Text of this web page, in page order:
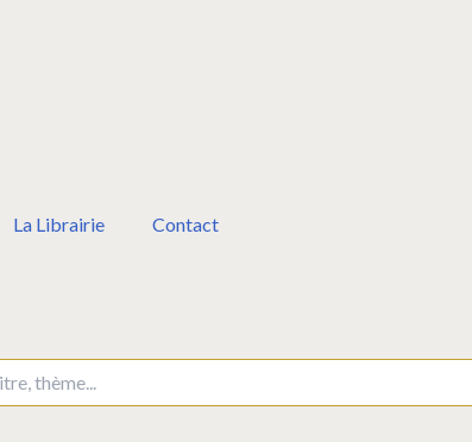
La Librairie Contact